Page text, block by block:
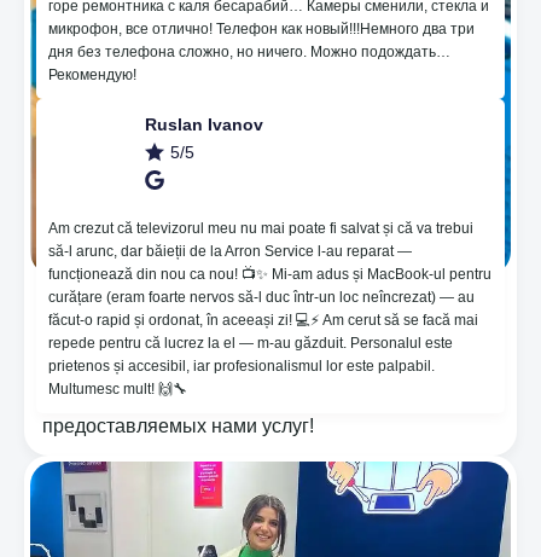
горе ремонтника с каля бесарабий… Камеры сменили, стекла и
микрофон, все отлично! Телефон как новый!!!Немного два три
дня без телефона сложно, но ничего. Можно подождать…
Рекомендую!
Ruslan Ivanov
5/5
Am crezut că televizorul meu nu mai poate fi salvat și că va trebui
să-l arunc, dar băieții de la Arron Service l-au reparat —
funcționează din nou ca nou! 📺✨ Mi-am adus și MacBook-ul pentru
curățare (eram foarte nervos să-l duc într-un loc neîncrezat) — au
făcut-o rapid și ordonat, în aceeași zi! 💻⚡️ Am cerut să se facă mai
repede pentru că lucrez la el — m-au găzduit. Personalul este
prietenos și accesibil, iar profesionalismul lor este palpabil.
Multumesc mult! 🙌🔧
🔥Нанесение пленки для защиты на основе
гидрогеля, который помогает от неровностей и
восстанавливает царапины 🤪. 😱Мы
предоставляем гарантию 365 дней! ⚙️Noi мы
берем на себя ответственность за качество
предоставляемых нами услуг!